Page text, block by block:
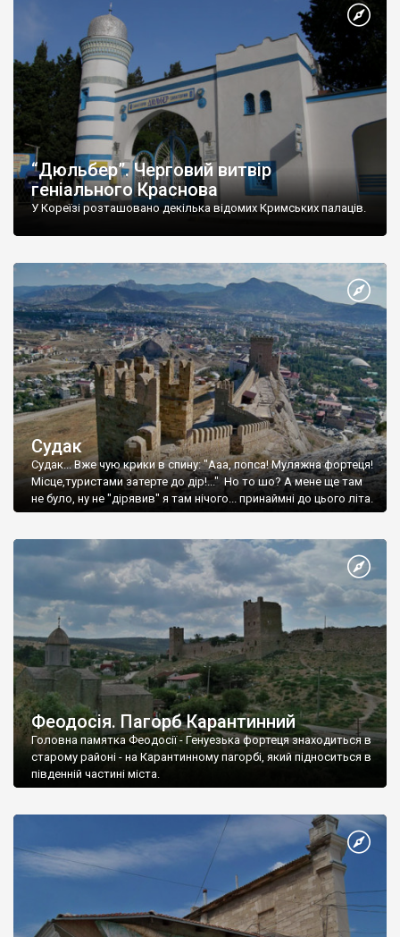
“Дюльбер”. Черговий витвір
геніального Краснова
У Кореїзі розташовано декілька відомих Кримських палаців.
Судак
Судак... Вже чую крики в спину: "Ааа, попса! Муляжна фортеця!
Місце,туристами затерте до дір!..." Но то шо? А мене ще там
не було, ну не "дірявив" я там нічого... принаймні до цього літа.
Феодосія. Пагорб Карантинний
Головна памятка Феодосії - Генуезька фортеця знаходиться в
старому районі - на Карантинному пагорбі, який підноситься в
південній частині міста.